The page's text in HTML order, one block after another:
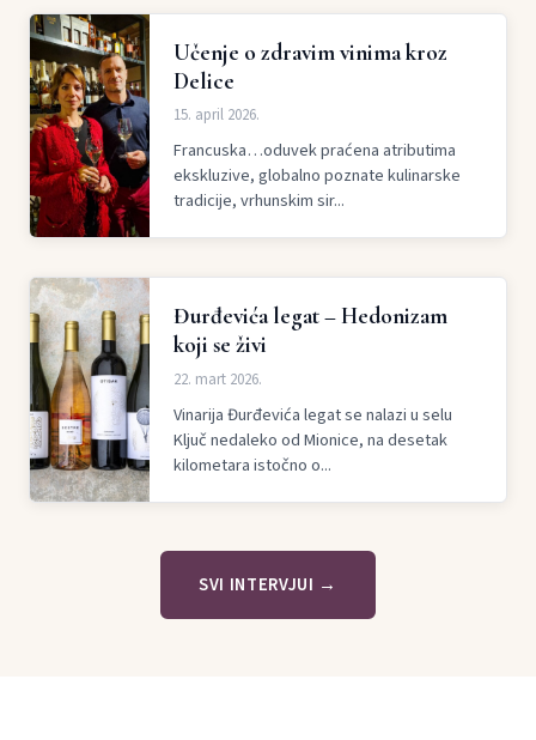
Učenje o zdravim vinima kroz
Delice
15. april 2026.
Francuska…oduvek praćena atributima
ekskluzive, globalno poznate kulinarske
tradicije, vrhunskim sir...
Đurđevića legat – Hedonizam
koji se živi
22. mart 2026.
Vinarija Đurđevića legat se nalazi u selu
Ključ nedaleko od Mionice, na desetak
kilometara istočno o...
SVI INTERVJUI →